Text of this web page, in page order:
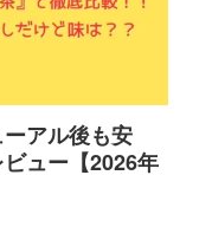
アル後も安
ュー【2026年